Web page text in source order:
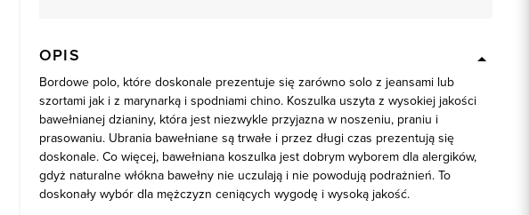
OPIS
Bordowe polo, które doskonale prezentuje się zarówno solo z jeansami lub
szortami jak i z marynarką i spodniami chino. Koszulka uszyta z wysokiej jakości
bawełnianej dzianiny, która jest niezwykle przyjazna w noszeniu, praniu i
prasowaniu. Ubrania bawełniane są trwałe i przez długi czas prezentują się
doskonale. Co więcej, bawełniana koszulka jest dobrym wyborem dla alergików,
gdyż naturalne włókna bawełny nie uczulają i nie powodują podrażnień. To
doskonały wybór dla mężczyzn ceniących wygodę i wysoką jakość.